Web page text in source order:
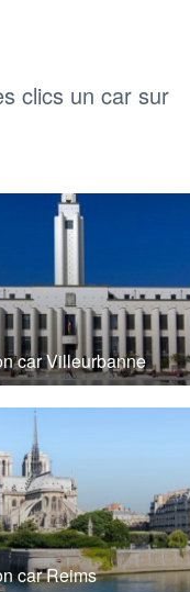
clics un car sur
car Villeurbanne
car Reims